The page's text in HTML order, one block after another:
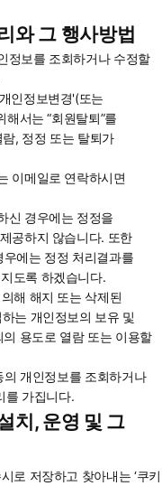
와 그 행사방법
정보를 조회하거나 수정할
인정보변경'(또는
해서는 “회원탈퇴”를
, 정정 또는 탈퇴가
이메일로 연락하시면
신 경우에는 정정을
공하지 않습니다. 또한
에는 정정 처리결과를
도록 하겠습니다.
해 해지 또는 삭제된
는 개인정보의 보유 및
용도로 열람 또는 이용할
개인정보를 조회하거나
를 가집니다.
치, 운영 및 그
로 저장하고 찾아내는 ‘쿠키